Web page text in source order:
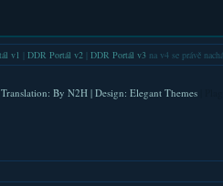
v1 DDR Portál v2| DDR Portál v3na v4 se právě
By N2H| Design: Elegant Themes